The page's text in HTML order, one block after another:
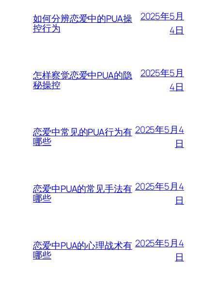
如何分辨恋爱中的PUA操
控行为
2025年5月
4日
怎样察觉恋爱中PUA的隐
秘操控
2025年5月
4日
恋爱中常见的PUA行为有
哪些
2025年5月4
日
恋爱中PUA的常见手法有
哪些
2025年5月4
日
恋爱中PUA的心理战术有
哪些
2025年5月4
日